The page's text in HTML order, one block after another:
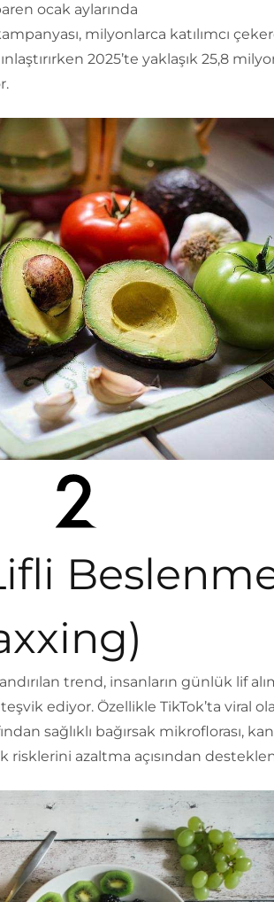
ocak aylarında
milyonlarca katılımcı
2025’te yaklaşık 25,8
trend, insanların günlük lif
ediyor. Özellikle TikTok’ta viral
sağlıklı bağırsak mikroflorası,
risklerini azaltma açısından